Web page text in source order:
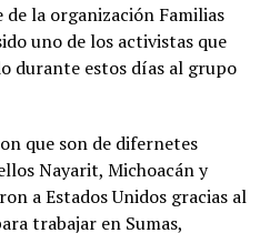
la organización Familias
uno de los activistas que
durante estos días al grupo
que son de difernetes
Nayarit, Michoacán y
a Estados Unidos gracias al
trabajar en Sumas,